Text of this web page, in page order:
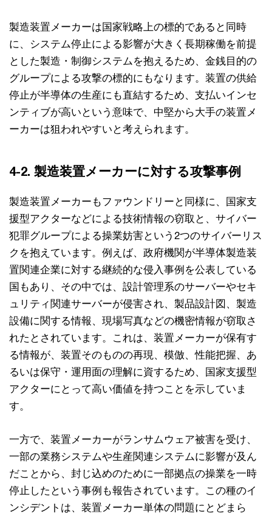
製造装置メーカーは国家戦略上の標的であると同時
に、システム停止による影響が大きく長期稼働を前提
とした製造・制御システムを抱えるため、金銭目的の
グループによる攻撃の標的にもなります。装置の供給
停止が半導体の生産にも直結するため、支払いインセ
ンティブが高いという意味で、中堅から大手の装置メ
ーカーは狙われやすいと考えられます。
4-2. 製造装置メーカーに対する攻撃事例
製造装置メーカーもファウンドリーと同様に、国家支
援型アクターなどによる技術情報の窃取と、サイバー
犯罪グループによる操業妨害という2つのサイバーリス
クを抱えています。例えば、政府機関が半導体製造装
置関連企業に対する継続的な侵入事例を公表している
国もあり、その中では、設計管理系のサーバーやセキ
ュリティ関連サーバーが侵害され、製品設計図、製造
設備に関する情報、現場写真などの機密情報が窃取さ
れたとされています。これは、装置メーカーが保有す
る情報が、装置そのものの再現、模倣、性能把握、あ
るいは保守・運用面の理解に資するため、国家支援型
アクターにとって高い価値を持つことを示していま
す。
一方で、装置メーカーがランサムウェア被害を受け、
一部の業務システムや生産関連システムに影響が及ん
だことから、封じ込めのために一部拠点の操業を一時
停止したという事例も報告されています。この種のイ
ンシデントは、装置メーカー単体の問題にとどまら